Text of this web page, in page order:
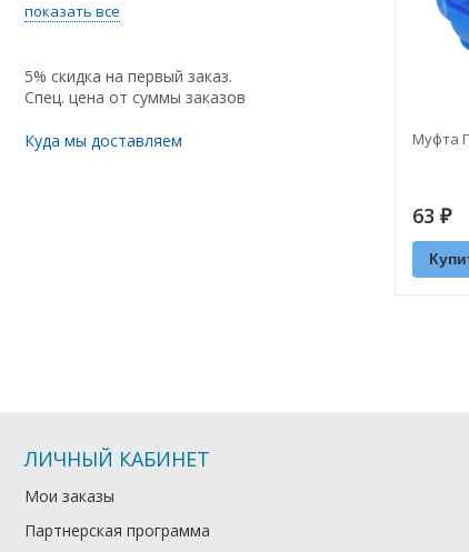
Муфта
63 ₽
показать все
5% скидка на первый заказ.
Спец. цена от суммы заказов
Куда мы доставляем
ЛИЧНЫЙ КАБИНЕТ
Мои заказы
Партнерская программа